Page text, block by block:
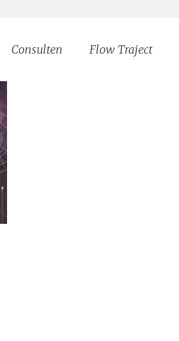
Consulten Flow Traject